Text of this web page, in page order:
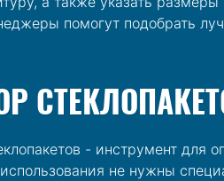
помогут подобрать
- инструмент для
использования не нужны